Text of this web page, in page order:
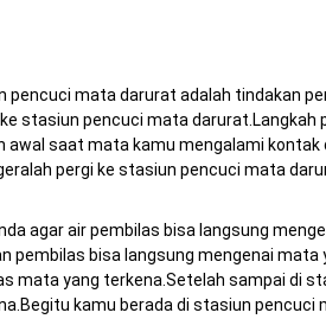
mata darurat adalah tindakan
stasiun pencuci mata
saat mata kamu mengalami kontak
pergi ke stasiun pencuci mata
agar air pembilas bisa langsung
bisa langsung mengenai
mata yang terkena.Setelah sampai di
kamu berada di stasiun